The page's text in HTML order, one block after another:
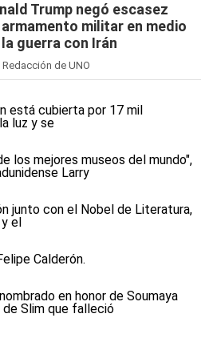
Trump negó escasez
militar en medio
guerra con Irán
de UNO
está cubierta por 17 mil
luz y se
los mejores museos del mundo",
Larry
junto con el Nobel de Literatura,
y el
Calderón.
en honor de Soumaya
de Slim que falleció